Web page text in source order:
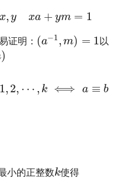
x, y xa + ym = 1
证明： (a−1, m) = 1以
)
1, 2, ⋯ , k ⟺ a ≡ b
小的正整数k使得